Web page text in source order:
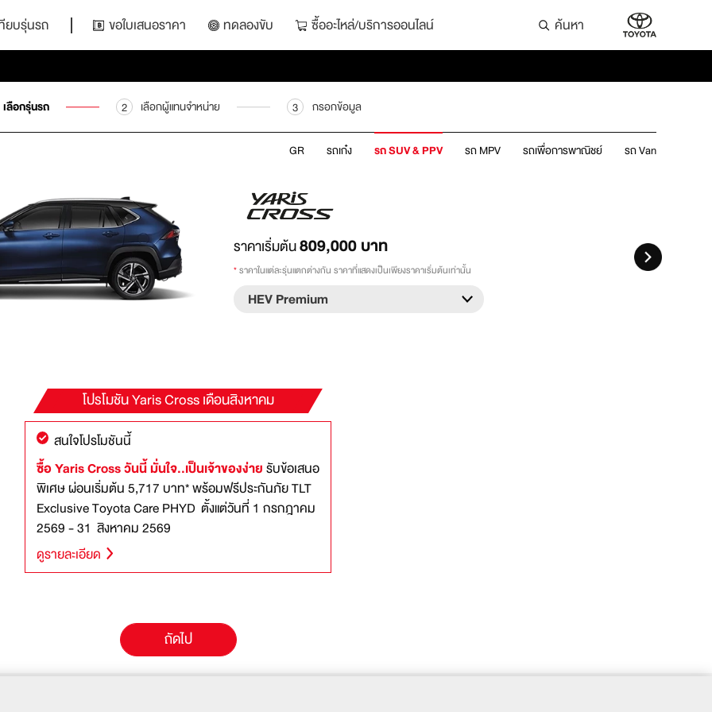
ยบรุ่นรถ ขอใบเสนอราคา ทดลองขับ ซื้ออะไหล่/บริการออนไลน์ ค้นหา
เลือกรุ่นรถ 2 เลือกผู้แทนจำหน่าย 3 กรอกข้อมูล
GR รถเก๋ง รถ SUV & PPV รถ MPV รถเพื่อการพาณิชย์ รถ Van
ราคาเริ่มต้น809,000บาท
*ราคาในแต่ละรุ่นแตกต่างกัน ราคาที่แสดงเป็นเพียงราคาเริ่มต้นเท่านั้น
โปรโมชันYaris Crossเดือนสิงหาคม
สนใจโปรโมชันนี้
ซื้อ Yaris Cross วันนี้ มั่นใจ..เป็นเจ้าของง่าย
พิเศษ ผ่อนเริ่มต้น 5,717 บาท* พร้อมฟรีประกันภัย TLT
Exclusive Toyota Care PHYD ตั้งแต่วันที่ 1 กรกฎาคม
2569 - 31 สิงหาคม 2569
ดูรายละเอียด
ถัดไป